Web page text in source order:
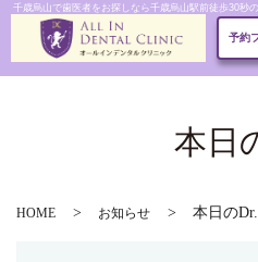
千歳烏山で歯医者をお探しなら千歳烏山駅前徒歩30秒
予約
本日
HOME お知らせ 本日のDr.